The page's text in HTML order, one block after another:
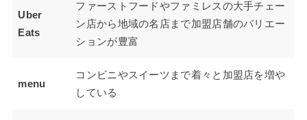
Uber
Eats
ファーストフードやファミレスの大手チェー
ン店から地域の名店まで加盟店舗のバリエー
ションが豊富
menu
コンビニやスイーツまで着々と加盟店を増や
している